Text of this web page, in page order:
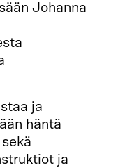
Johanna
ja
häntä
ja